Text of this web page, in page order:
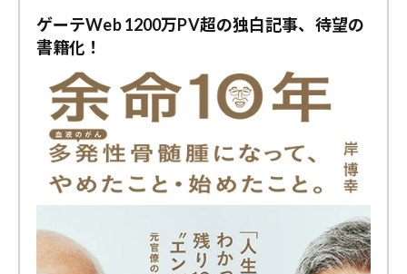
ゲーテWeb 1200万PV超の独白記事、待望の
書籍化！